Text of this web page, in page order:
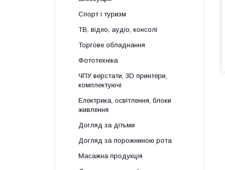
Спорт і туризм
ТВ, відео, аудіо, консолі
Торгове обладнання
Фототехніка
ЧПУ верстати, 3D принтери,
комплектуючі
Електрика, освітлення, блоки
живлення
Догляд за дітьми
Догляд за порожниною рота
Масажна продукція